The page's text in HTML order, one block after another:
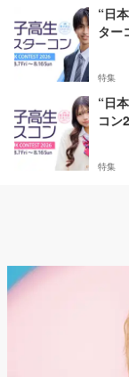
“日
ター
特集
“日
コン
特集